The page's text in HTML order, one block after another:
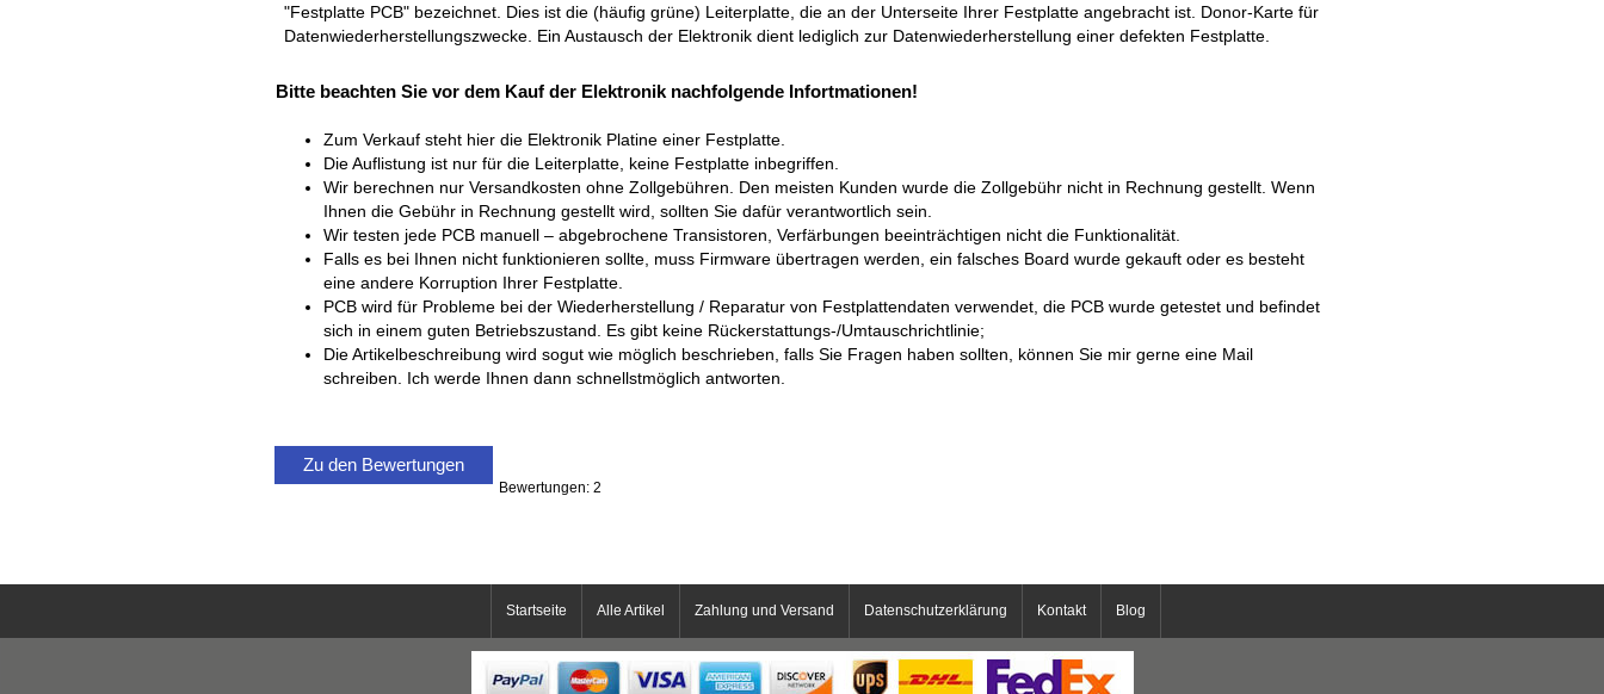
"Festplatte PCB" bezeichnet. Dies ist die (häufig grüne) Leiterplatte, die an der Unterseite Ihrer Festplatte angebracht ist. Donor-Karte für
Datenwiederherstellungszwecke. Ein Austausch der Elektronik dient lediglich zur Datenwiederherstellung einer defekten Festplatte.
Bitte beachten Sie vor dem Kauf der Elektronik nachfolgende Infortmationen!
Zum Verkauf steht hier die Elektronik Platine einer Festplatte.
Die Auflistung ist nur für die Leiterplatte, keine Festplatte inbegriffen.
Wir berechnen nur Versandkosten ohne Zollgebühren. Den meisten Kunden wurde die Zollgebühr nicht in Rechnung gestellt. Wenn
Ihnen die Gebühr in Rechnung gestellt wird, sollten Sie dafür verantwortlich sein.
Wir testen jede PCB manuell – abgebrochene Transistoren, Verfärbungen beeinträchtigen nicht die Funktionalität.
Falls es bei Ihnen nicht funktionieren sollte, muss Firmware übertragen werden, ein falsches Board wurde gekauft oder es besteht
eine andere Korruption Ihrer Festplatte.
PCB wird für Probleme bei der Wiederherstellung / Reparatur von Festplattendaten verwendet, die PCB wurde getestet und befindet
sich in einem guten Betriebszustand. Es gibt keine Rückerstattungs-/Umtauschrichtlinie;
Die Artikelbeschreibung wird sogut wie möglich beschrieben, falls Sie Fragen haben sollten, können Sie mir gerne eine Mail
schreiben. Ich werde Ihnen dann schnellstmöglich antworten.
Zu den Bewertungen
Bewertungen: 2
Startseite Alle Artikel Zahlung und Versand Datenschutzerklärung Kontakt Blog